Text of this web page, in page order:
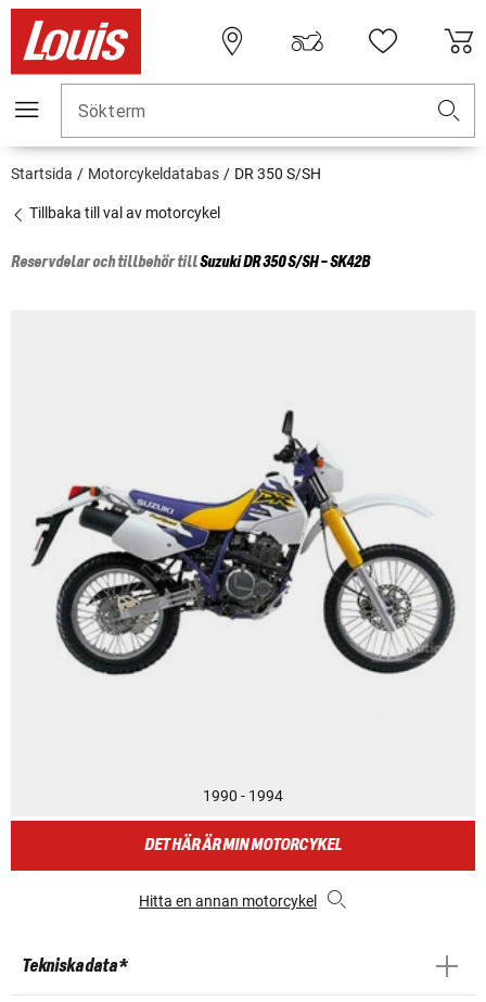
Sökterm
Startsida Motorcykeldatabas DR 350 S/SH
Tillbaka till val av motorcykel
Reservdelar och tillbehör tillSuzukiDR 350 S/SH - SK42B
1990 - 1994
DET HÄR ÄR MIN MOTORCYKEL
Hitta en annan motorcykel
Tekniska data *